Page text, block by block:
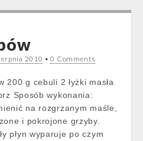
2010 •0 Comments
200 g cebuli 2 łyżki masła
Sposób wykonania:
na rozgrzanym maśle,
i pokrojone grzyby.
płyn wyparuje po czym